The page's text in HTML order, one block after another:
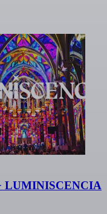
LUMINISCENCIA